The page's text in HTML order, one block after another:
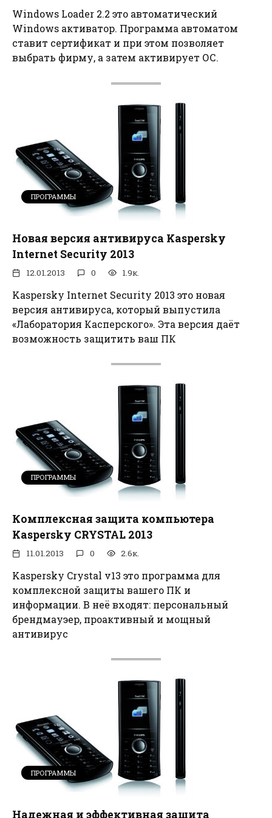
Windows Loader 2.2 это автоматический
Windows активатор. Программа автоматом
ставит сертификат и при этом позволяет
выбрать фирму, а затем активирует ОС.
ПРОГРАММЫ
Новая версия антивируса Kaspersky
Internet Security 2013
12.01.2013 0 1.9к.
Kaspersky Internet Security 2013 это новая
версия антивируса, который выпустила
«Лаборатория Касперского». Эта версия даёт
возможность защитить ваш ПК
ПРОГРАММЫ
Комплексная защита компьютера
Kaspersky CRYSTAL 2013
11.01.2013 0 2.6к.
Kaspersky Crystal v13 это программа для
комплексной защиты вашего ПК и
информации. В неё входят: персональный
брендмауэер, проактивный и мощный
антивирус
ПРОГРАММЫ
Надежная и эффективная защита